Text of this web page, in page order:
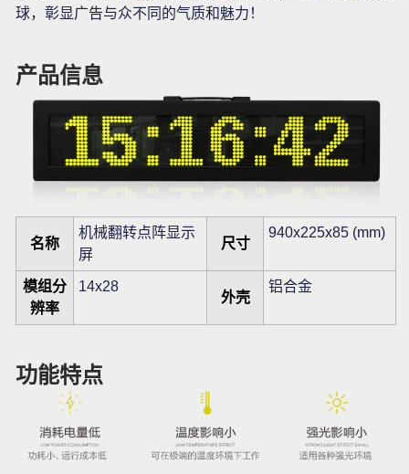
球，彰显广告与众不同的气质和魅力！
产品信息
名称
机械翻转点阵显示
屏
尺寸
940x225x85 (mm)
模组分
辨率
14x28
外壳
铝合金
功能特点